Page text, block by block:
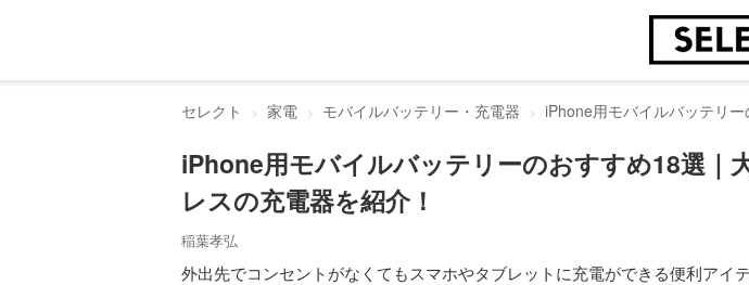
セレクト 家電 モバイルバッテリー・充電器 iPhone用モバイルバッテリ
iPhone用モバイルバッテリーのおすすめ18選｜
レスの充電器を紹介！
稲葉孝弘
外出先でコンセントがなくてもスマホやタブレットに充電ができる便利アイ